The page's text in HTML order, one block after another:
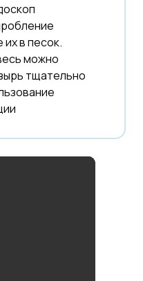
в песок.
можно
тщательно